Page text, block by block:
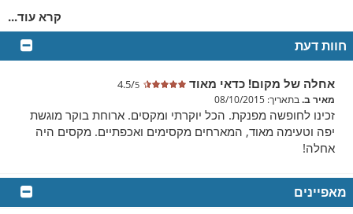
פנים הוילה
הוילה מציעה 5 חדרי שינה זוגיים ומהודרים הכוללים טלוויזיה
בכבלים ומיטת קינג סייז ושלושה חדרי רחצה מעוצבים. סלון נעים
ומרווח עם טלוויזיה lcd בגודל 80 אינץ', ספריית סרטים, מטבח
חדשני ושולחן אוכל ל-20 סועדים. הוילה מפוארת ומודרנית, משובצת
בפריטי עיצוב צבעוניים ומרתקים.
החדרים בוילה
חמשת חדרי השינה הזוגיים בוילה מעוצבים בסגנון יוקרתי וייחודי.
קרא עוד...
חוות דעת
אחלה של מקום! כדאי מאוד 4.5/5
מאיר ב.בתאריך: 08/10/2015
זכינו לחופשה מפנקת. הכל יוקרתי ומקסים. ארוחת בוקר מוגשת
יפה וטעימה מאוד, המארחים מקסימים ואכפתיים. מקסים היה
אחלה!
מאפיינים